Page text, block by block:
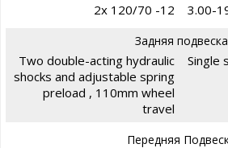
2x 120/70 -12 3.00-
Задняя подвеска
Two double-acting hydraulic
shocks and adjustable spring
preload , 110mm wheel
travel
Single
Передняя